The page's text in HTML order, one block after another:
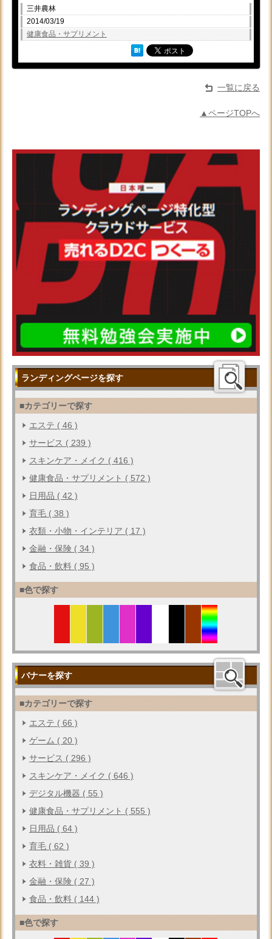
三井農林
2014/03/19
健康食品・サプリメント
一覧に戻る
▲ページTOPへ
ランディングページを探す
■カテゴリーで探す
エステ ( 46 )
サービス ( 239 )
スキンケア・メイク ( 416 )
健康食品・サプリメント ( 572 )
日用品 ( 42 )
育毛 ( 38 )
衣類・小物・インテリア ( 17 )
金融・保険 ( 34 )
食品・飲料 ( 95 )
■色で探す
バナーを探す
■カテゴリーで探す
エステ ( 66 )
ゲーム ( 20 )
サービス ( 296 )
スキンケア・メイク ( 646 )
デジタル機器 ( 55 )
健康食品・サプリメント ( 555 )
日用品 ( 64 )
育毛 ( 62 )
衣料・雑貨 ( 39 )
金融・保険 ( 27 )
食品・飲料 ( 144 )
■色で探す